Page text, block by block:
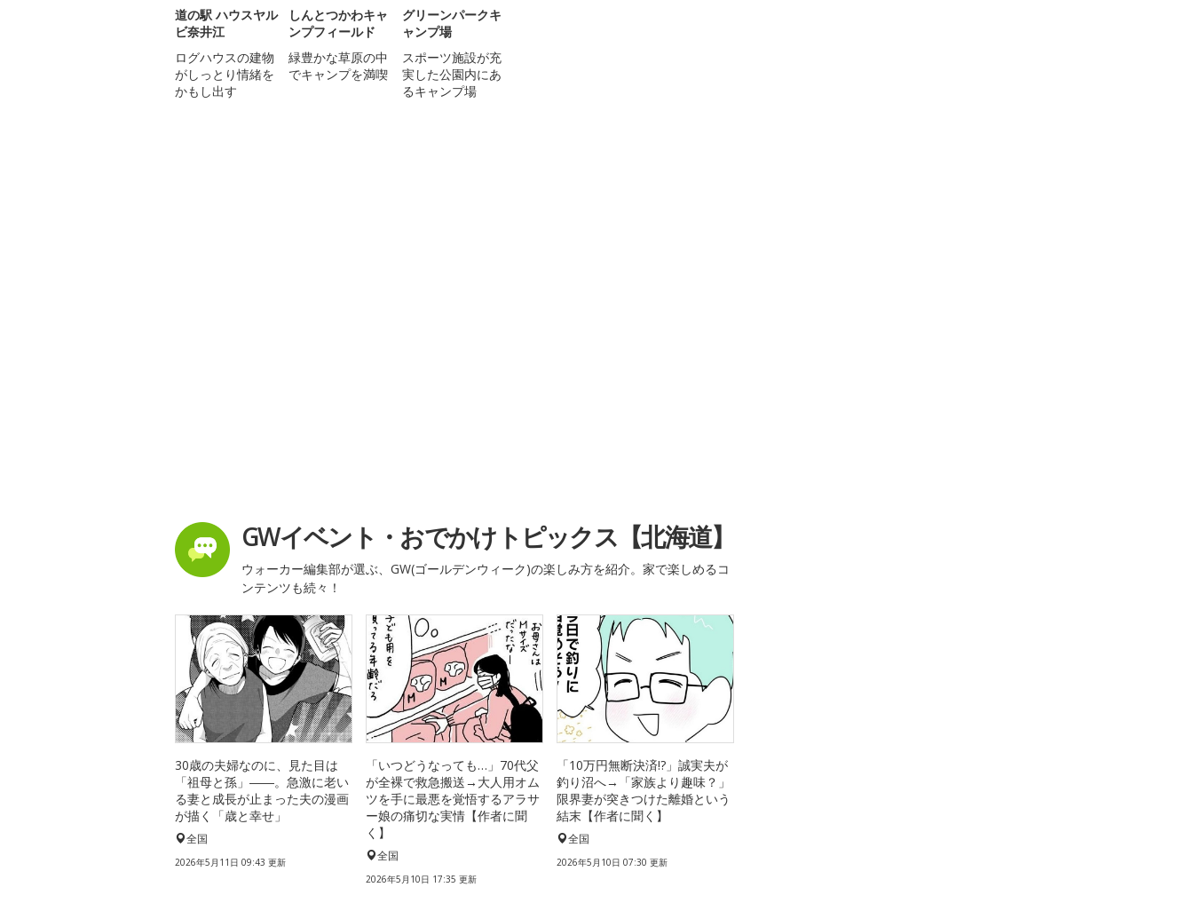
道の駅 ハウスヤル
ビ奈井江
ログハウスの建物
がしっとり情緒を
かもし出す
しんとつかわキャ
ンプフィールド
緑豊かな草原の中
でキャンプを満喫
グリーンパークキ
ャンプ場
スポーツ施設が充
実した公園内にあ
るキャンプ場
GWイベント・おでかけトピックス【北海道】
ウォーカー編集部が選ぶ、GW(ゴールデンウィーク)の楽しみ方を紹介。家で楽しめるコ
ンテンツも続々！
30歳の夫婦なのに、見た目は
「祖母と孫」――。急激に老い
る妻と成長が止まった夫の漫画
が描く「歳と幸せ」
全国
2026年5月11日 09:43 更新
「いつどうなっても…」70代父
が全裸で救急搬送→大人用オム
ツを手に最悪を覚悟するアラサ
ー娘の痛切な実情【作者に聞
く】
全国
2026年5月10日 17:35 更新
「10万円無断決済!?」誠実夫が
釣り沼へ→「家族より趣味？」
限界妻が突きつけた離婚という
結末【作者に聞く】
全国
2026年5月10日 07:30 更新